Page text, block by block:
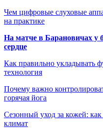
Чем цифровые слуховые
на практике
На матче в Барановичах у
сердце
Как правильно укладывать
технология
Почему важно
горячая йога
Сезонный уход за кожей:
климат